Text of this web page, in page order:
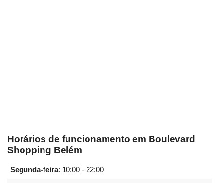
Horários de funcionamento em Boulevard
Shopping Belém
Segunda-feira: 10:00 - 22:00